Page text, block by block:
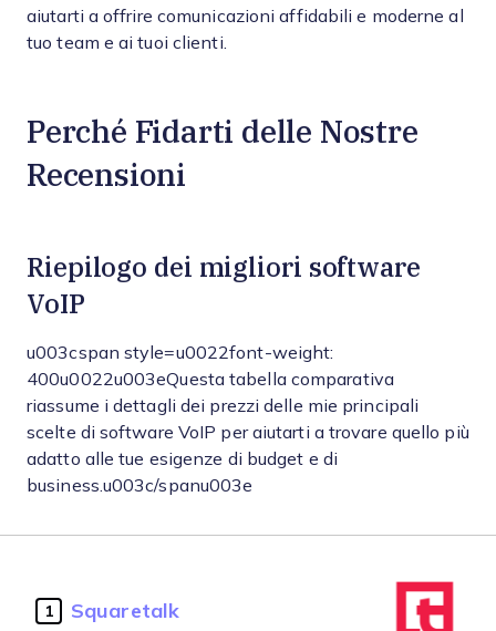
aiutarti a offrire comunicazioni affidabili e moderne al
tuo team e ai tuoi clienti.
Perché Fidarti delle Nostre
Recensioni
Riepilogo dei migliori software
VoIP
u003cspan style=u0022font-weight:
400u0022u003eQuesta tabella comparativa
riassume i dettagli dei prezzi delle mie principali
scelte di software VoIP per aiutarti a trovare quello più
adatto alle tue esigenze di budget e di
business.u003c/spanu003e
1 Squaretalk